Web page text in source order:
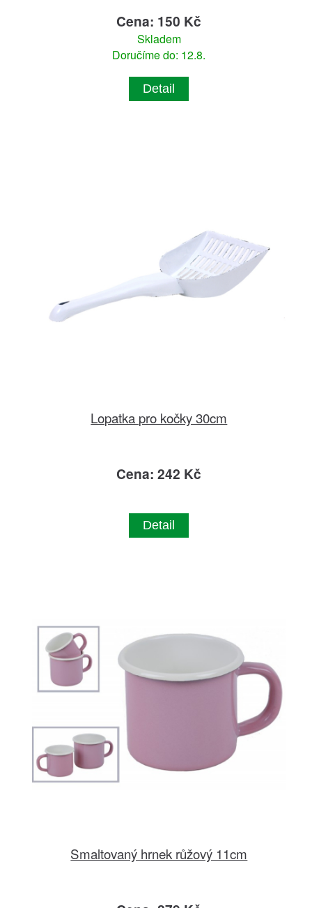
Cena: 150 Kč
Skladem
Doručíme do: 12.8.
Detail
Lopatka pro kočky 30cm
Cena: 242 Kč
Detail
Smaltovaný hrnek růžový 11cm